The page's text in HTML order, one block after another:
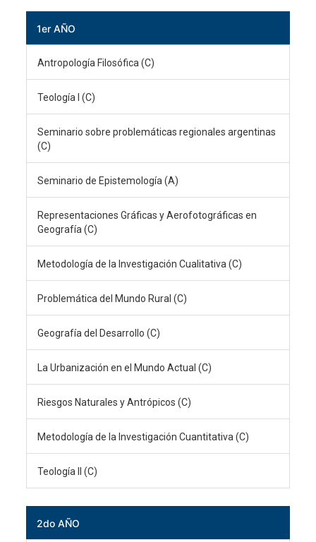
1er AÑO
Antropología Filosófica (C)
Teología I (C)
Seminario sobre problemáticas regionales argentinas
(C)
Seminario de Epistemología (A)
Representaciones Gráficas y Aerofotográficas en
Geografía (C)
Metodología de la Investigación Cualitativa (C)
Problemática del Mundo Rural (C)
Geografía del Desarrollo (C)
La Urbanización en el Mundo Actual (C)
Riesgos Naturales y Antrópicos (C)
Metodología de la Investigación Cuantitativa (C)
Teología II (C)
2do AÑO